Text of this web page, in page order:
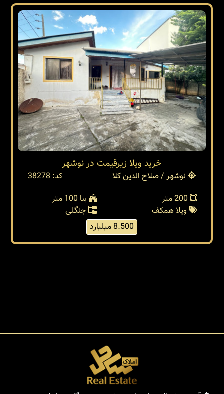
خريد ويلا زيرقيمت در نوشهر
نوشهر / صلاح الدین کلا
کد: 38278
بنا 100 متر
ویلا همکف
جنگلی
8.500 میلیارد